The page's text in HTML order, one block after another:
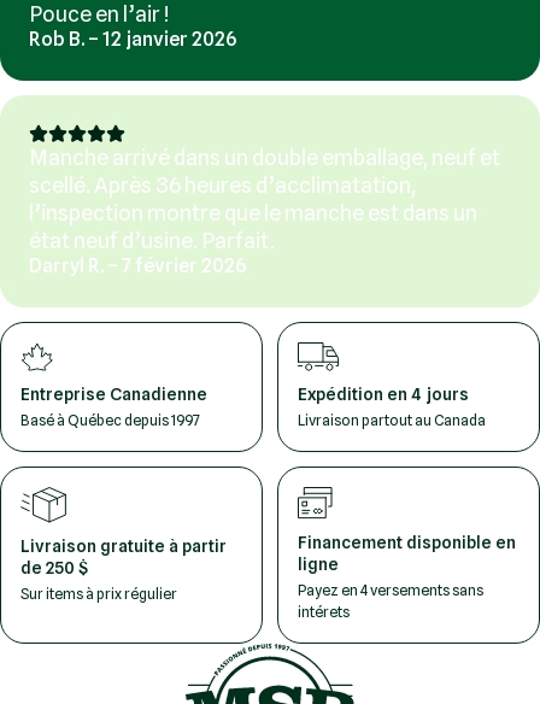
Pouce en l’air !
Rob B. – 12 janvier 2026
Manche arrivé dans un double emballage, neuf et
scellé. Après 36 heures d’acclimatation,
l’inspection montre que le manche est dans un
état neuf d’usine. Parfait.
Darryl R. – 7 février 2026
Entreprise Canadienne
Basé à Québec depuis 1997
Expédition en 4 jours
Livraison partout au Canada
Livraison gratuite à partir
de 250 $
Sur items à prix régulier
Financement disponible en
ligne
Payez en 4 versements sans
intérets